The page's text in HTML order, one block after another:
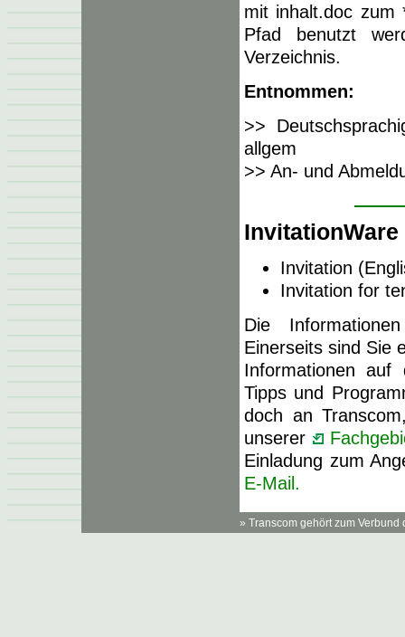
mit inhalt.doc zum
Pfad benutzt
Verzeichnis.
Entnommen:
>>
allgem
>> An- und
InvitationWare
Invitation
Invitation for
Die
Einerseits sind Sie
Informationen
Tipps und
doch an
unserer
Einladung zum
E-Mail.
» Transcom gehört zum Verbund